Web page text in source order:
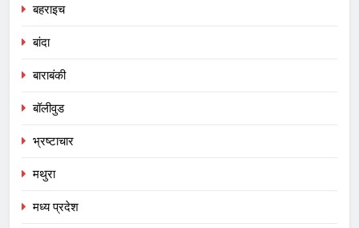
बहराइच
बांदा
बाराबंकी
बॉलीवुड
भ्रष्टाचार
मथुरा
मध्य प्रदेश